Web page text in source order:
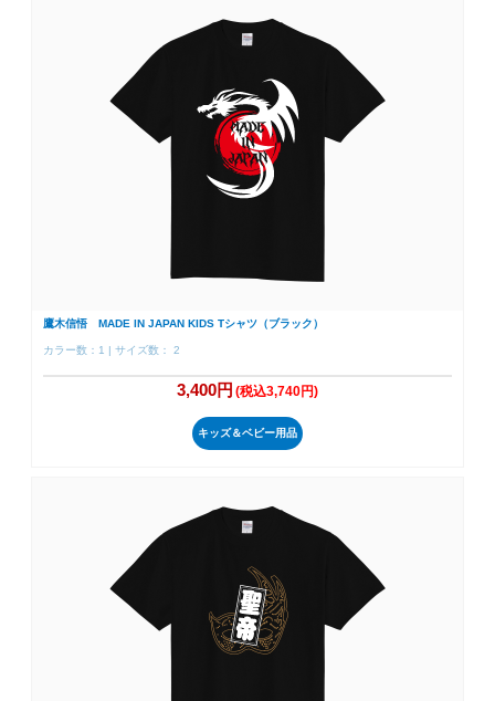
鷹木信悟 MADE IN JAPAN KIDS Tシャツ（ブラック）
カラー数：1 | サイズ数： 2
3,400円 (税込3,740円)
キッズ＆ベビー用品